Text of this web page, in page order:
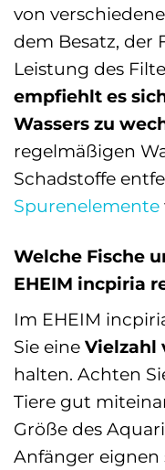
von
dem Besatz,
Leistung des
empfiehlt es
Wassers zu
regelmäßigen
Schadstoffe
Spurenelemente
Welche Fische
EHEIM incpiria
Im EHEIM
Sie eine Vielzahl
halten. Achten
Tiere gut
Größe des
Anfänger eignen